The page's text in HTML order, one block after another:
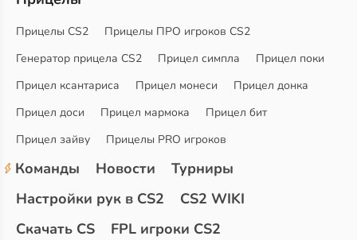
Прицелы CS2
Прицелы ПРО игроков CS2
Генератор прицела CS2
Прицел симпла
Прицел поки
Прицел ксантариса
Прицел монеси
Прицел донка
Прицел доси
Прицел мармока
Прицел бит
Прицел зайву
Прицелы PRO игроков
Команды Новости
Турниры
Настройки рук в CS2
CS2 WIKI
Скачать CS
FPL игроки CS2